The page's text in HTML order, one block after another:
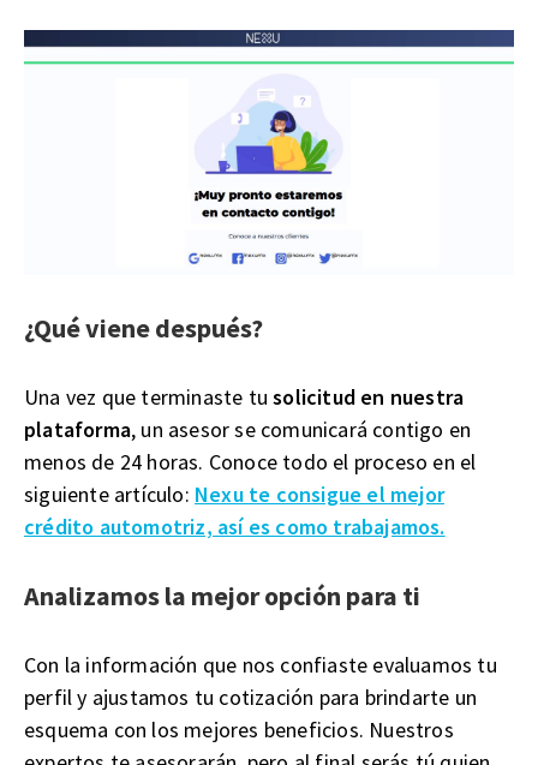
¿Qué viene después?
Una vez que terminaste tusolicitud en nuestra
plataforma, un asesor se comunicará contigo en
menos de 24 horas. Conoce todo el proceso en el
siguiente artículo: Nexu te consigue el mejor
crédito automotriz, así es como trabajamos.
Analizamos la mejor opción para ti
Con la información que nos confiaste evaluamos tu
perfil y ajustamos tu cotización para brindarte un
esquema con los mejores beneficios. Nuestros